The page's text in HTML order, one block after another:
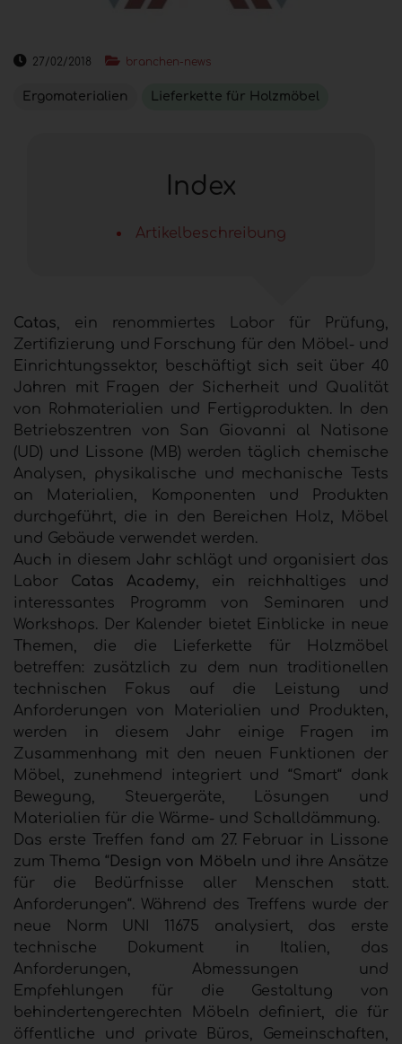
27/02/2018 branchen-news
Ergomaterialien Lieferkette für Holzmöbel
Index
Artikelbeschreibung
Catas, ein renommiertes Labor für Prüfung,
Zertifizierung und Forschung für den Möbel- und
Einrichtungssektor, beschäftigt sich seit über 40
Jahren mit Fragen der Sicherheit und Qualität
von Rohmaterialien und Fertigprodukten. In den
Betriebszentren von San Giovanni al Natisone
(UD) und Lissone (MB) werden täglich chemische
Analysen, physikalische und mechanische Tests
an Materialien, Komponenten und Produkten
durchgeführt, die in den Bereichen Holz, Möbel
und Gebäude verwendet werden.
Auch in diesem Jahr schlägt und organisiert das
Labor Catas Academy, ein reichhaltiges und
interessantes Programm von Seminaren und
Workshops. Der Kalender bietet Einblicke in neue
Themen, die die Lieferkette für Holzmöbel
betreffen: zusätzlich zu dem nun traditionellen
technischen Fokus auf die Leistung und
Anforderungen von Materialien und Produkten,
werden in diesem Jahr einige Fragen im
Zusammenhang mit den neuen Funktionen der
Möbel, zunehmend integriert und “Smart“ dank
Bewegung, Steuergeräte, Lösungen und
Materialien für die Wärme- und Schalldämmung.
Das erste Treffen fand am 27. Februar in Lissone
zum Thema “ Design von Möbeln und ihre Ansätze
für die Bedürfnisse aller Menschen statt.
Anforderungen“. Während des Treffens wurde der
neue Norm UNI 11675 analysiert, das erste
technische Dokument in Italien, das
Anforderungen, Abmessungen und
Empfehlungen für die Gestaltung von
behindertengerechten Möbeln definiert, die für
öffentliche und private Büros, Gemeinschaften,